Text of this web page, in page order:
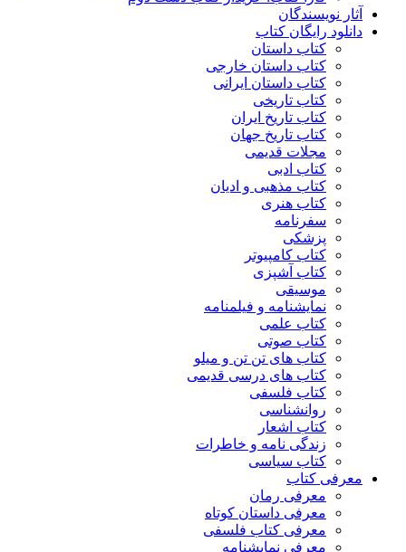
آثار نویسندگان
دانلود رایگان کتاب
کتاب داستان
کتاب داستان خارجی
کتاب داستان ایرانی
کتاب تاریخی
کتاب تاریخ ایران
کتاب تاریخ جهان
مجلات قدیمی
کتاب ادبی
کتاب مذهبی و ادیان
کتاب هنری
سفرنامه
پزشکی
کتاب کامپیوتر
کتاب آشپزی
موسیقی
نمایشنامه و فیلمنامه
کتاب علمی
کتاب صوتی
کتاب های تن تن و میلو
کتاب های درسی قدیمی
کتاب فلسفی
روانشناسی
کتاب اشعار
زندگی نامه و خاطرات
کتاب سیاسی
معرفی کتاب
معرفی رمان
معرفی داستان کوتاه
معرفی کتاب فلسفی
معرفی نمایشنامه